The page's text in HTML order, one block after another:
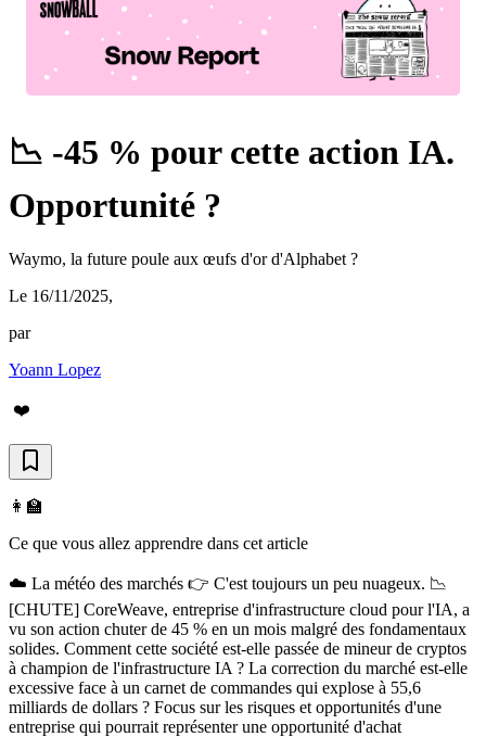
📉 -45 % pour cette action IA.
Opportunité ?
Waymo, la future poule aux œufs d'or d'Alphabet ?
Le 16/11/2025,
par
Yoann Lopez
❤️
👩‍🏫
Ce que vous allez apprendre dans cet article
☁️ La météo des marchés 👉 C'est toujours un peu nuageux. 📉
[CHUTE] CoreWeave, entreprise d'infrastructure cloud pour l'IA, a
vu son action chuter de 45 % en un mois malgré des fondamentaux
solides. Comment cette société est-elle passée de mineur de cryptos
à champion de l'infrastructure IA ? La correction du marché est-elle
excessive face à un carnet de commandes qui explose à 55,6
milliards de dollars ? Focus sur les risques et opportunités d'une
entreprise qui pourrait représenter une opportunité d'achat